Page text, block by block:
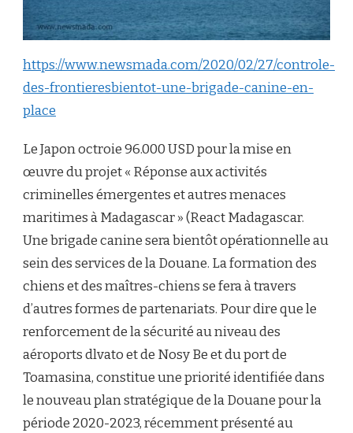
https://www.newsmada.com/2020/02/27/controle-
des-frontieresbientot-une-brigade-canine-en-
place
Le Japon octroie 96.000 USD pour la mise en
œuvre du projet « Réponse aux activités
criminelles émergentes et autres menaces
maritimes à Madagascar » (React Madagascar.
Une brigade canine sera bientôt opérationnelle au
sein des services de la Douane. La formation des
chiens et des maîtres-chiens se fera à travers
d’autres formes de partenariats. Pour dire que le
renforcement de la sécurité au niveau des
aéroports dlvato et de Nosy Be et du port de
Toamasina, constitue une priorité identifiée dans
le nouveau plan stratégique de la Douane pour la
période 2020-2023, récemment présenté au